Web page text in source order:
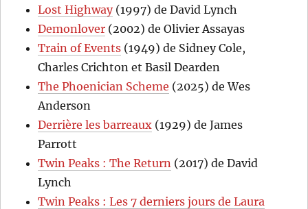
Lost Highway(1997) de David Lynch
Demonlover (2002) de Olivier Assayas
Train of Events (1949) de Sidney Cole,
Charles Crichton et Basil Dearden
The Phoenician Scheme (2025) de Wes
Anderson
Derrière les barreaux (1929) de James
Parrott
Twin Peaks : The Return (2017) de David
Lynch
Twin Peaks : Les 7 derniers jours de Laura